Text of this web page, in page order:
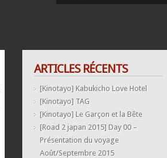
ARTICLES RÉCENTS
[Kinotayo] Kabukicho Love Hotel
[Kinotayo] TAG
[Kinotayo] Le Garçon et la Bête
[Road 2 japan 2015] Day 00 –
Présentation du voyage
Août/Septembre 2015